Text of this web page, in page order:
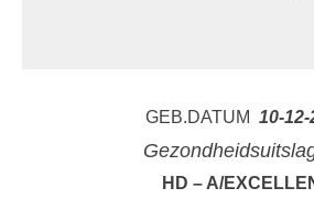
GEB.DATUM 10-12-
HD – A/